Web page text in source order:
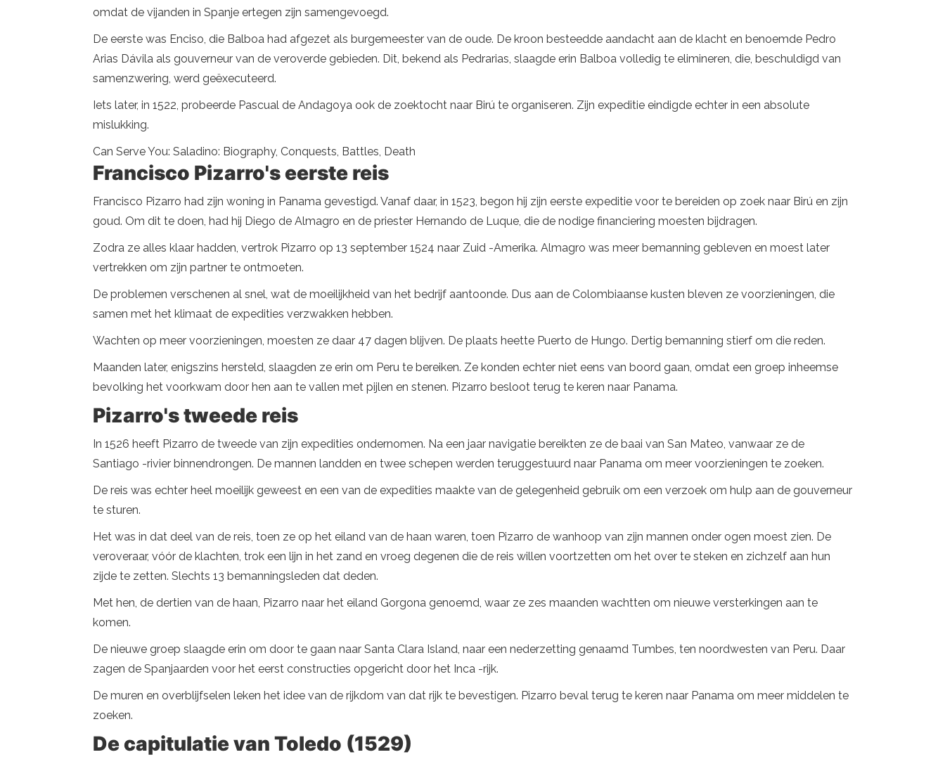
omdat de vijanden in Spanje ertegen zijn samengevoegd.
De eerste was Enciso, die Balboa had afgezet als burgemeester van de oude. De kroon besteedde aandacht aan de klacht en benoemde Pedro
Arias Dávila als gouverneur van de veroverde gebieden. Dit, bekend als Pedrarias, slaagde erin Balboa volledig te elimineren, die, beschuldigd van
samenzwering, werd geëxecuteerd.
Iets later, in 1522, probeerde Pascual de Andagoya ook de zoektocht naar Birú te organiseren. Zijn expeditie eindigde echter in een absolute
mislukking.
Can Serve You: Saladino: Biography, Conquests, Battles, Death
Francisco Pizarro's eerste reis
Francisco Pizarro had zijn woning in Panama gevestigd. Vanaf daar, in 1523, begon hij zijn eerste expeditie voor te bereiden op zoek naar Birú en zijn
goud. Om dit te doen, had hij Diego de Almagro en de priester Hernando de Luque, die de nodige financiering moesten bijdragen.
Zodra ze alles klaar hadden, vertrok Pizarro op 13 september 1524 naar Zuid -Amerika. Almagro was meer bemanning gebleven en moest later
vertrekken om zijn partner te ontmoeten.
De problemen verschenen al snel, wat de moeilijkheid van het bedrijf aantoonde. Dus aan de Colombiaanse kusten bleven ze voorzieningen, die
samen met het klimaat de expedities verzwakken hebben.
Wachten op meer voorzieningen, moesten ze daar 47 dagen blijven. De plaats heette Puerto de Hungo. Dertig bemanning stierf om die reden.
Maanden later, enigszins hersteld, slaagden ze erin om Peru te bereiken. Ze konden echter niet eens van boord gaan, omdat een groep inheemse
bevolking het voorkwam door hen aan te vallen met pijlen en stenen. Pizarro besloot terug te keren naar Panama.
Pizarro's tweede reis
In 1526 heeft Pizarro de tweede van zijn expedities ondernomen. Na een jaar navigatie bereikten ze de baai van San Mateo, vanwaar ze de
Santiago -rivier binnendrongen. De mannen landden en twee schepen werden teruggestuurd naar Panama om meer voorzieningen te zoeken.
De reis was echter heel moeilijk geweest en een van de expedities maakte van de gelegenheid gebruik om een ​​verzoek om hulp aan de gouverneur
te sturen.
Het was in dat deel van de reis, toen ze op het eiland van de haan waren, toen Pizarro de wanhoop van zijn mannen onder ogen moest zien. De
veroveraar, vóór de klachten, trok een lijn in het zand en vroeg degenen die de reis willen voortzetten om het over te steken en zichzelf aan hun
zijde te zetten. Slechts 13 bemanningsleden dat deden.
Met hen, de dertien van de haan, Pizarro naar het eiland Gorgona genoemd, waar ze zes maanden wachtten om nieuwe versterkingen aan te
komen.
De nieuwe groep slaagde erin om door te gaan naar Santa Clara Island, naar een nederzetting genaamd Tumbes, ten noordwesten van Peru. Daar
zagen de Spanjaarden voor het eerst constructies opgericht door het Inca -rijk.
De muren en overblijfselen leken het idee van de rijkdom van dat rijk te bevestigen. Pizarro beval terug te keren naar Panama om meer middelen te
zoeken.
De capitulatie van Toledo (1529)